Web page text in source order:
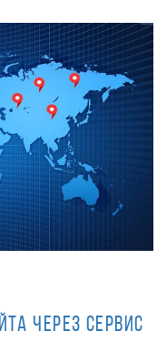
через сервис